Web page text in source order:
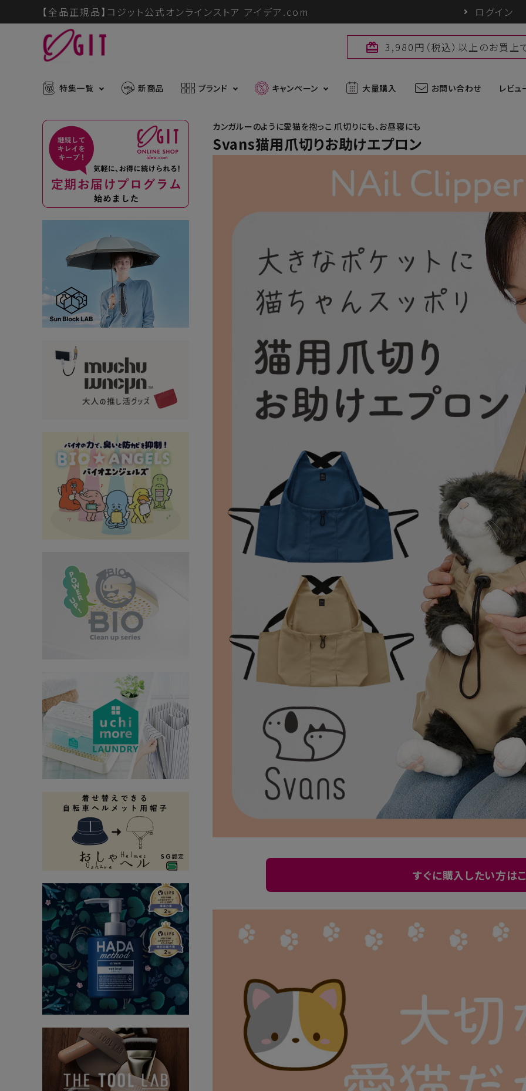
【全品正規品】コジット公式オンラインストア アイデア.com ログイン
card_giftcard 3,980円（税込）以上のお買上
特集一覧
最新入荷アイテム
メディア掲載アイテム ブランド一覧
推し活グッズ アウトドアグッズ
ボディケアグッズ
大量購入・法人
新商品 ブランド
muchu muchu Sun Block LAB パワーバイオ
キャンペーン 大量購入 お問い合わせ レビュ
ACCOUNT MENU
ようこそ ゲスト 様
暑さ・紫外線対策グッズ
ボディメイクグッズ
アウトドア・トラベル
ご利用ガイド
プライバシーポリシー
特定商取引法について
会社概要
お問い合わせ
カンガルーのように愛猫を抱っこ 爪切りにも、お昼寝にも
Svans猫用爪切りお助けエプロン
すぐに購入したい方は